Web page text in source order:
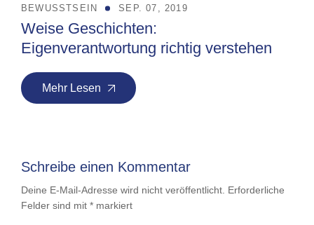
BEWUSSTSEIN SEP. 07, 2019
Weise Geschichten:
Eigenverantwortung richtig verstehen
Mehr Lesen
Schreibe einen Kommentar
Deine E-Mail-Adresse wird nicht veröffentlicht. Erforderliche
Felder sind mit * markiert